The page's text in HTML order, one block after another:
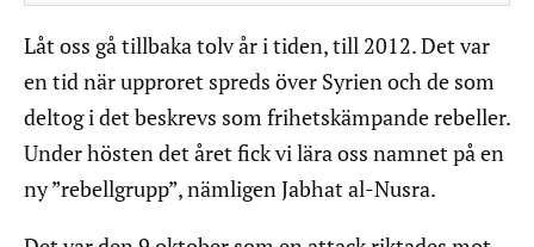
Låt oss gå tillbaka tolv år i tiden, till 2012. Det var
en tid när upproret spreds över Syrien och de som
deltog i det beskrevs som frihetskämpande rebeller.
Under hösten det året fick vi lära oss namnet på en
ny ”rebellgrupp”, nämligen Jabhat al-Nusra.